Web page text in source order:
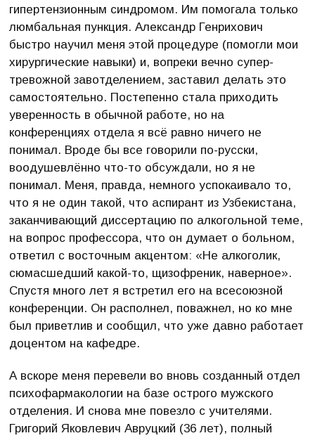
гипертензионным синдромом. Им помогала только
люмбальная пункция. Александр Генрихович
быстро научил меня этой процедуре (помогли мои
хирургические навыки) и, вопреки вечно супер-
тревожной завотделением, заставил делать это
самостоятельно. Постепенно стала приходить
уверенность в обычной работе, но на
конференциях отдела я всё равно ничего не
понимал. Вроде бы все говорили по-русски,
воодушевлённо что-то обсуждали, но я не
понимал. Меня, правда, немного успокаивало то,
что я не один такой, что аспирант из Узбекистана,
заканчивающий диссертацию по алкогольной теме,
на вопрос профессора, что он думает о больном,
ответил с восточным акцентом: «Не алкоголик,
сюмасшедший какой-то, щизофреник, наверное».
Спустя много лет я встретил его на всесоюзной
конференции. Он располнел, поважнел, но ко мне
был приветлив и сообщил, что уже давно работает
доцентом на кафедре.
А вскоре меня перевели во вновь созданный отдел
психофармакологии на базе острого мужского
отделения. И снова мне повезло с учителями.
Григорий Яковлевич Авруцкий (36 лет), полный